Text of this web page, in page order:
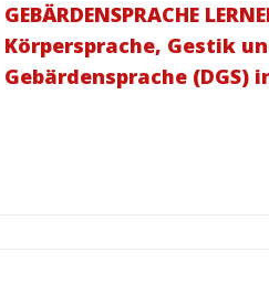
GEBÄRDENSPRACHE
Körpersprache, Gestik
Gebärdensprache (DGS)